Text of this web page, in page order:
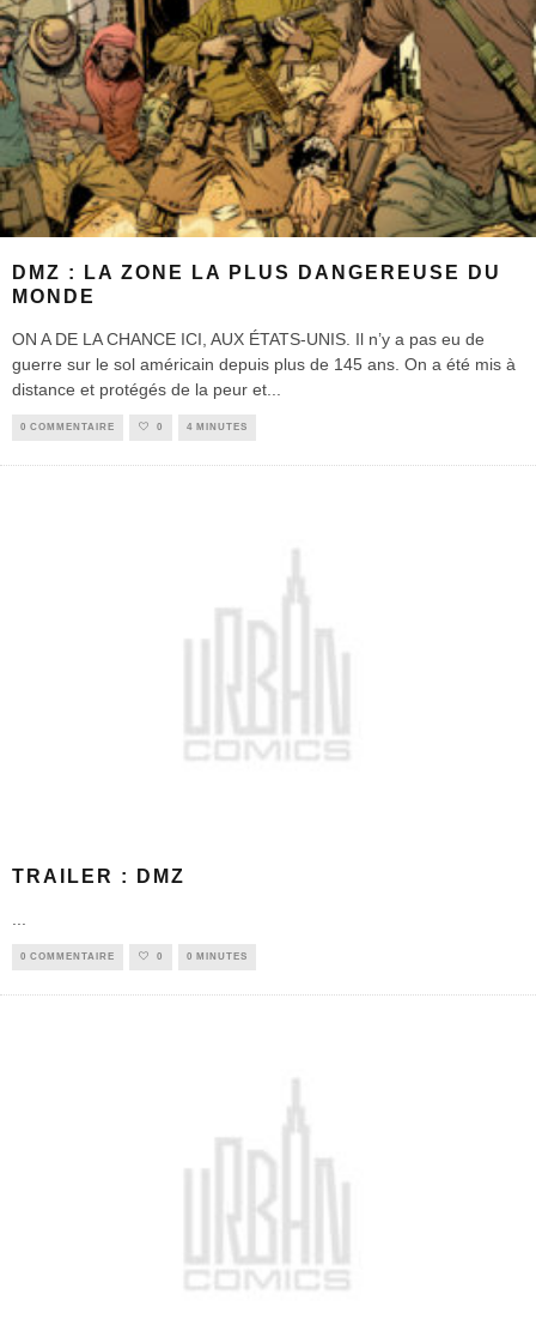
DMZ : LA ZONE LA PLUS DANGEREUSE DU
MONDE
ON A DE LA CHANCE ICI, AUX ÉTATS-UNIS. Il n’y a pas eu de
guerre sur le sol américain depuis plus de 145 ans. On a été mis à
distance et protégés de la peur et...
0 COMMENTAIRE 0 4 MINUTES
TRAILER : DMZ
...
0 COMMENTAIRE 0 0 MINUTES